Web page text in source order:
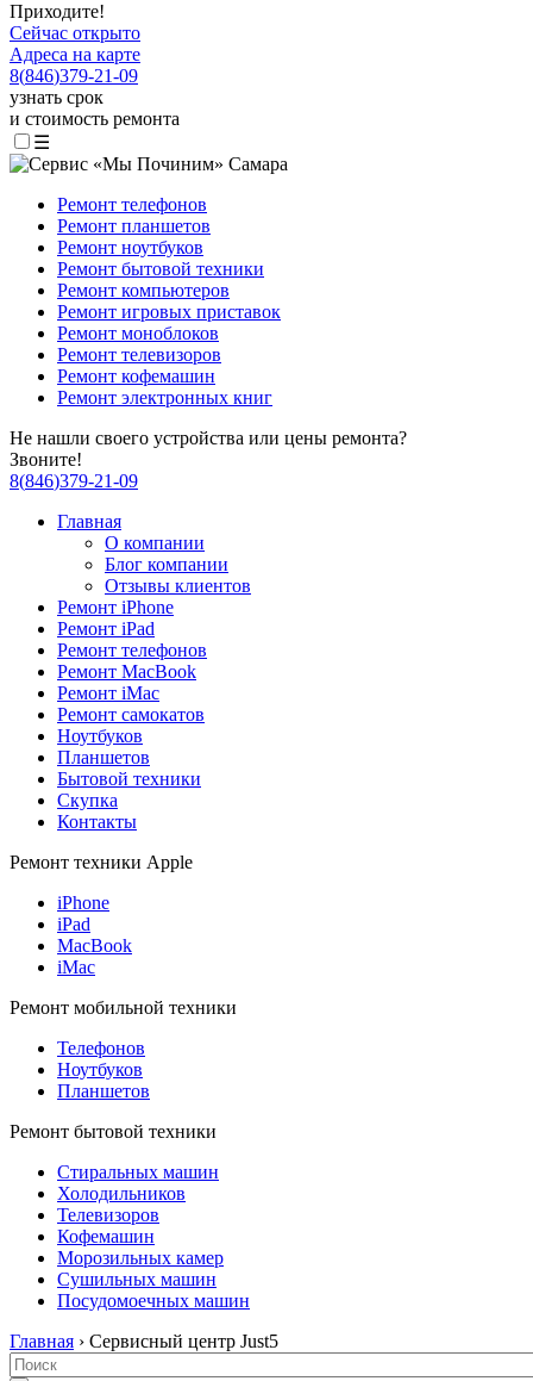
Приходите!
Сейчас открыто
Адреса на карте
8(846)379-21-09
узнать срок
и стоимость ремонта
☰
Ремонт телефонов
Ремонт планшетов
Ремонт ноутбуков
Ремонт бытовой техники
Ремонт компьютеров
Ремонт игровых приставок
Ремонт моноблоков
Ремонт телевизоров
Ремонт кофемашин
Ремонт электронных книг
Не нашли своего устройства или цены ремонта?
Звоните!
8(846)379-21-09
Главная
О компании
Блог компании
Отзывы клиентов
Ремонт iPhone
Ремонт iPad
Ремонт телефонов
Ремонт MacBook
Ремонт iMac
Ремонт самокатов
Ноутбуков
Планшетов
Бытовой техники
Скупка
Контакты
Ремонт техники Apple
iPhone
iPad
MacBook
iMac
Ремонт мобильной техники
Телефонов
Ноутбуков
Планшетов
Ремонт бытовой техники
Стиральных машин
Холодильников
Телевизоров
Кофемашин
Морозильных камер
Сушильных машин
Посудомоечных машин
Главная › Сервисный центр Just5